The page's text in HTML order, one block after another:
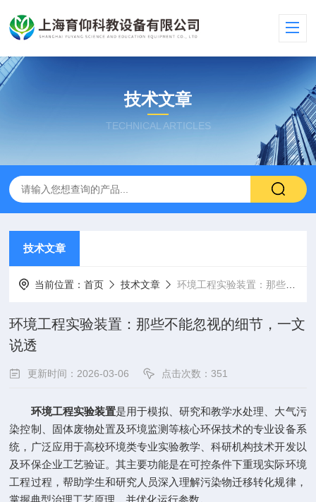
技术文章
TECHNICAL ARTICLES
技术文章
当前位置：首页 技术文章 环境工程实验装置：那些不能忽视的细节，一文说透
环境工程实验装置：那些不能忽视的细节，一文
说透
更新时间：2026-03-06 点击次数：351
环境工程实验装置是用于模拟、研究和教学水处理、大气污
染控制、固体废物处置及环境监测等核心环保技术的专业设备系
统，广泛应用于高校环境类专业实验教学、科研机构技术开发以
及环保企业工艺验证。其主要功能是在可控条件下重现实际环境
工程过程，帮助学生和研究人员深入理解污染物迁移转化规律，
掌握典型治理工艺原理，并优化运行参数。